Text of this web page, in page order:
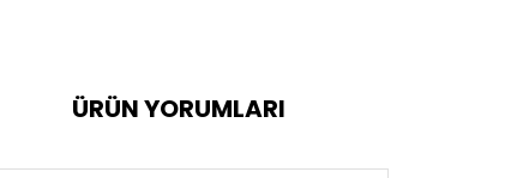
ÜRÜN YORUMLARI